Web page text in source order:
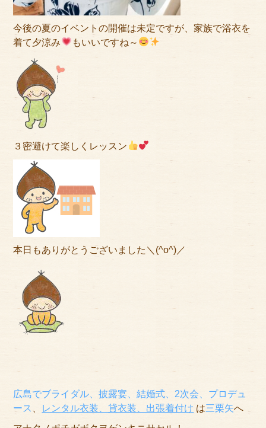
今後の夏のイベントの開催は未定ですが、家族で浴衣を
着て夕涼み
もいいですね～
３密避けて楽しくレッスン
本日もありがとうございました＼(^o^)／
広島でブライダル、披露宴、結婚式、2次会、プロデュ
ース
レンタル衣装、貸衣装 、出張着付け は三栗矢へ